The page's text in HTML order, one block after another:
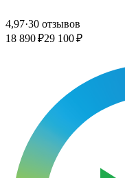
4,97·30 отзывов
18 890 ₽29 100 ₽